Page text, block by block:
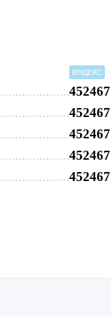
ИНДЕКС
452467
452467
452467
452467
452467